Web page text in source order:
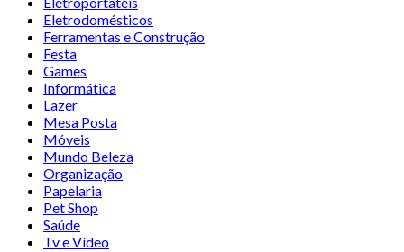
Eletrodomésticos
Ferramentas e Construção
Festa
Games
Informática
Lazer
Mesa Posta
Móveis
Mundo Beleza
Organização
Papelaria
Pet Shop
Saúde
Tv e Vídeo